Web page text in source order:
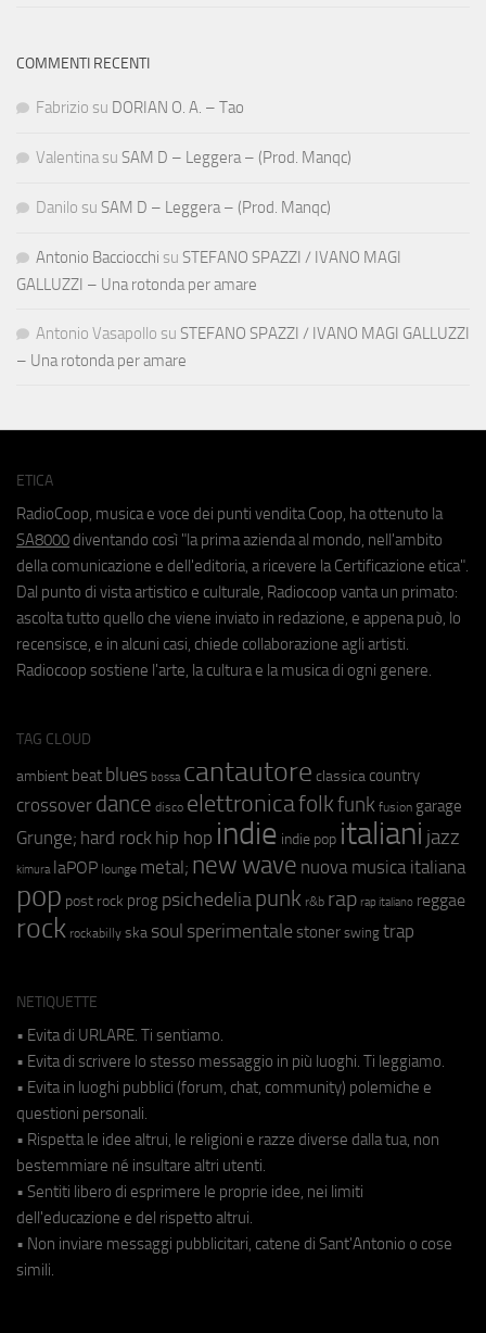
COMMENTI RECENTI
Fabrizio su DORIAN O. A. – Tao
Valentina su SAM D – Leggera – (Prod. Manqc)
Danilo su SAM D – Leggera – (Prod. Manqc)
Antonio Bacciocchi su STEFANO SPAZZI / IVANO MAGI
GALLUZZI – Una rotonda per amare
Antonio Vasapollo su STEFANO SPAZZI / IVANO MAGI GALLUZZI
– Una rotonda per amare
ETICA
RadioCoop, musica e voce dei punti vendita Coop, ha ottenuto la
SA8000 diventando così "la prima azienda al mondo, nell'ambito
della comunicazione e dell'editoria, a ricevere la Certificazione etica".
Dal punto di vista artistico e culturale, Radiocoop vanta un primato:
ascolta tutto quello che viene inviato in redazione, e appena può, lo
recensisce, e in alcuni casi, chiede collaborazione agli artisti.
Radiocoop sostiene l'arte, la cultura e la musica di ogni genere.
TAG CLOUD
ambient beat blues bossa cantautore classica country
crossover dance disco elettronicafolkfunk fusion garage
Grunge; hard rock hip hop indie indie pop italiani jazz
kimura laPOP lounge metal; new wave nuova musica italiana
pop post rock prog psichedeliapunk r&b rap rap italiano reggae
rock rockabilly ska soul sperimentale stoner swing trap
NETIQUETTE
• Evita di URLARE. Ti sentiamo.
• Evita di scrivere lo stesso messaggio in più luoghi. Ti leggiamo.
• Evita in luoghi pubblici (forum, chat, community) polemiche e
questioni personali.
• Rispetta le idee altrui, le religioni e razze diverse dalla tua, non
bestemmiare né insultare altri utenti.
• Sentiti libero di esprimere le proprie idee, nei limiti
dell'educazione e del rispetto altrui.
• Non inviare messaggi pubblicitari, catene di Sant'Antonio o cose
simili.